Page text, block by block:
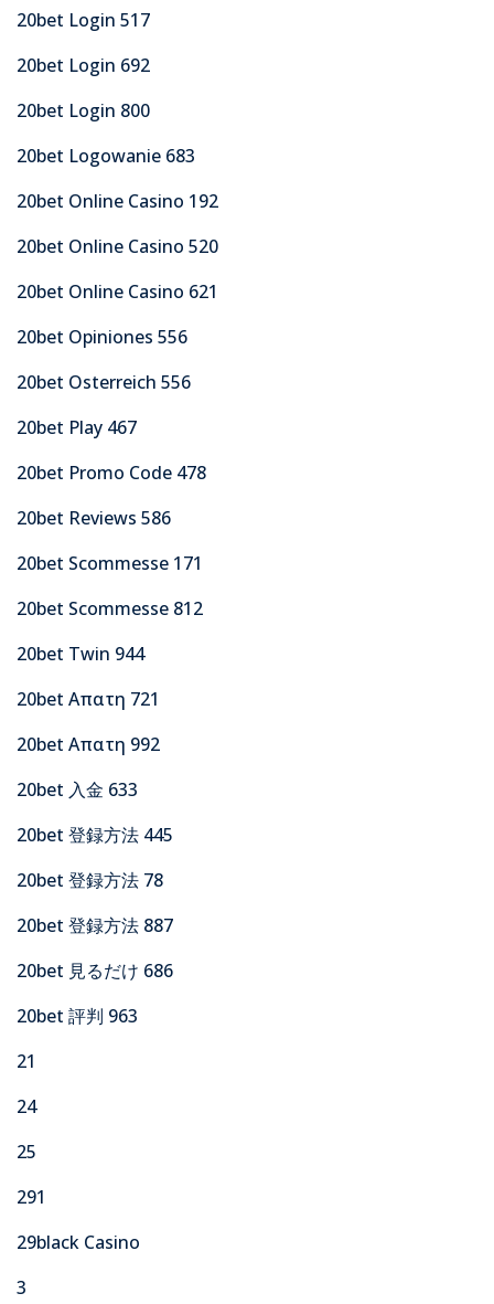
20bet Login 517
20bet Login 692
20bet Login 800
20bet Logowanie 683
20bet Online Casino 192
20bet Online Casino 520
20bet Online Casino 621
20bet Opiniones 556
20bet Osterreich 556
20bet Play 467
20bet Promo Code 478
20bet Reviews 586
20bet Scommesse 171
20bet Scommesse 812
20bet Twin 944
20bet Απατη 721
20bet Απατη 992
20bet 入金 633
20bet 登録方法 445
20bet 登録方法 78
20bet 登録方法 887
20bet 見るだけ 686
20bet 評判 963
21
24
25
291
29black Casino
3